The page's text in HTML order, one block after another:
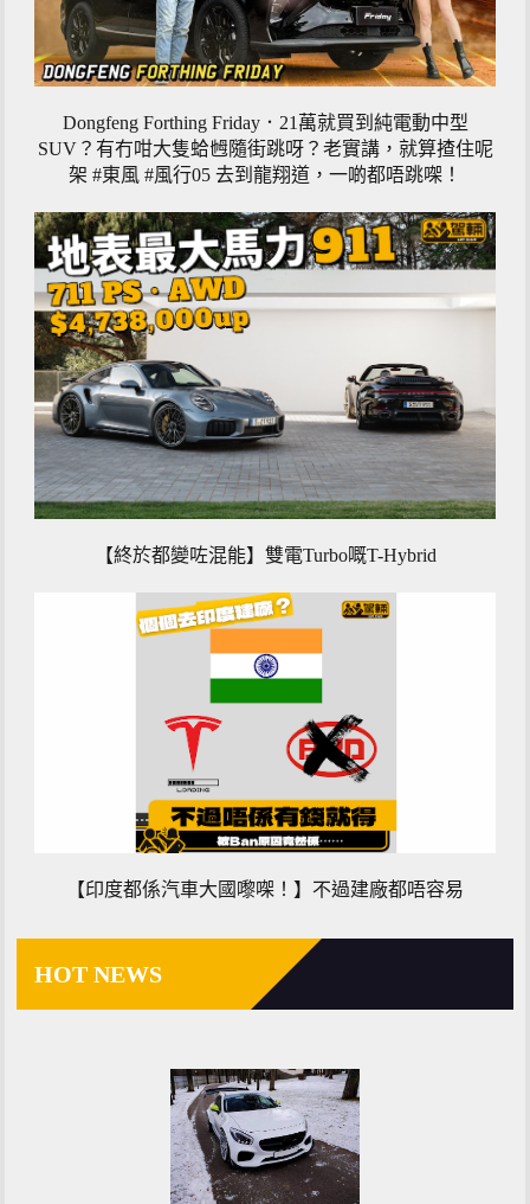
Dongfeng Forthing Friday．21萬就買到純電動中型
SUV？有冇咁大隻蛤乸隨街跳呀？老實講，就算揸住呢
架 #東風 #風行05 去到龍翔道，一啲都唔跳㗎！
【終於都變咗混能】雙電Turbo嘅T-Hybrid
【印度都係汽車大國嚟㗎！】不過建廠都唔容易
HOT NEWS